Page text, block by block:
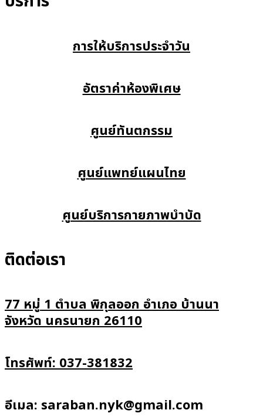
การให้บริการประจำวัน
อัตราค่าห้องพิเศษ
ศูนย์ทันตกรรม
ศูนย์แพทย์แผนไทย
ศูนย์บริการกายภาพบำบัด
ติดต่อเรา
77 หมู่ 1 ตำบล พิกุลออก อำเภอ บ้านนา
จังหวัด นครนายก 26110
โทรศัพท์: 037-381832
อีเมล: saraban.nyk@gmail.com